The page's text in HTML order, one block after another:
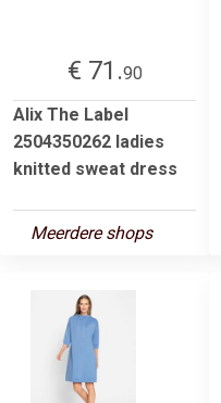
€ 71.90
Alix The Label
2504350262 ladies
knitted sweat dress
Meerdere shops